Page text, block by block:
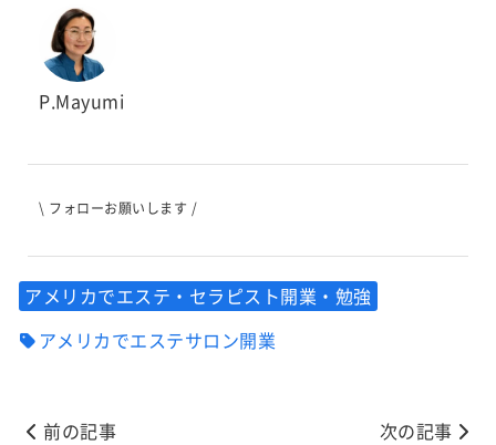
P.Mayumi
\ フォローお願いします /
アメリカでエステ・セラピスト開業・勉強
アメリカでエステサロン開業
前の記事 次の記事